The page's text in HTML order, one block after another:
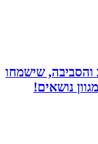
שישמחו